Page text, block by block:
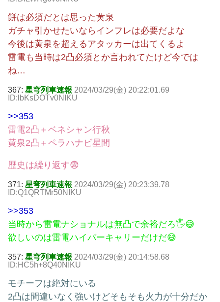
餅は必須だとは思った黄泉
ガチャ引かせたいならインフレは必要だよな
今後は黄泉を超えるアタッカーは出てくるよ
雷電も当時は2凸必須とか言われてたけど今では
ね…
367: 星穹列車速報 2024/03/29(金) 20:22:01.69
ID:lbKsDOTv0NIKU
>>353
雷電2凸＋ベネシャン行秋
黄泉2凸＋ペラハナビ星間
歴史は繰り返す😨
371: 星穹列車速報 2024/03/29(金) 20:23:39.78
ID:Q1QRTMr50NIKU
>>353
当時から雷電ナショナルは無凸で余裕だろ🖐😅
欲しいのは雷電ハイパーキャリーだけだ😅
357: 星穹列車速報 2024/03/29(金) 20:14:58.68
ID:HC5h+8Q40NIKU
モチーフは絶対にいる
2凸は間違いなく強いけどそもそも火力が十分だか